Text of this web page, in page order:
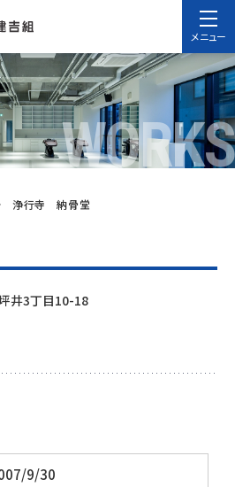
メニュー
WORKS
浄行寺 納骨堂
井3丁目10-18
9/30